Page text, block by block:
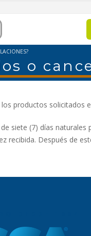
o
productos
siete (7) días
recibida. Después de